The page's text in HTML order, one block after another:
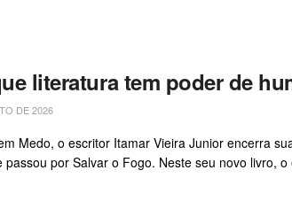
literatura tem poder de
DE 2026
Medo, o escritor Itamar Vieira Junior encerra
passou por Salvar o Fogo. Neste seu novo livro,